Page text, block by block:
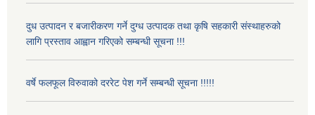
दुध उत्पादन र बजारीकरण गर्ने दुग्ध उत्पादक तथा कृषि सहकारी संस्थाहरुको
लागि प्रस्ताव आह्वान गरिएको सम्बन्धी सूचना !!!
वर्षे फलफूल विरुवाको दररेट पेश गर्ने सम्बन्धी सूचना !!!!!